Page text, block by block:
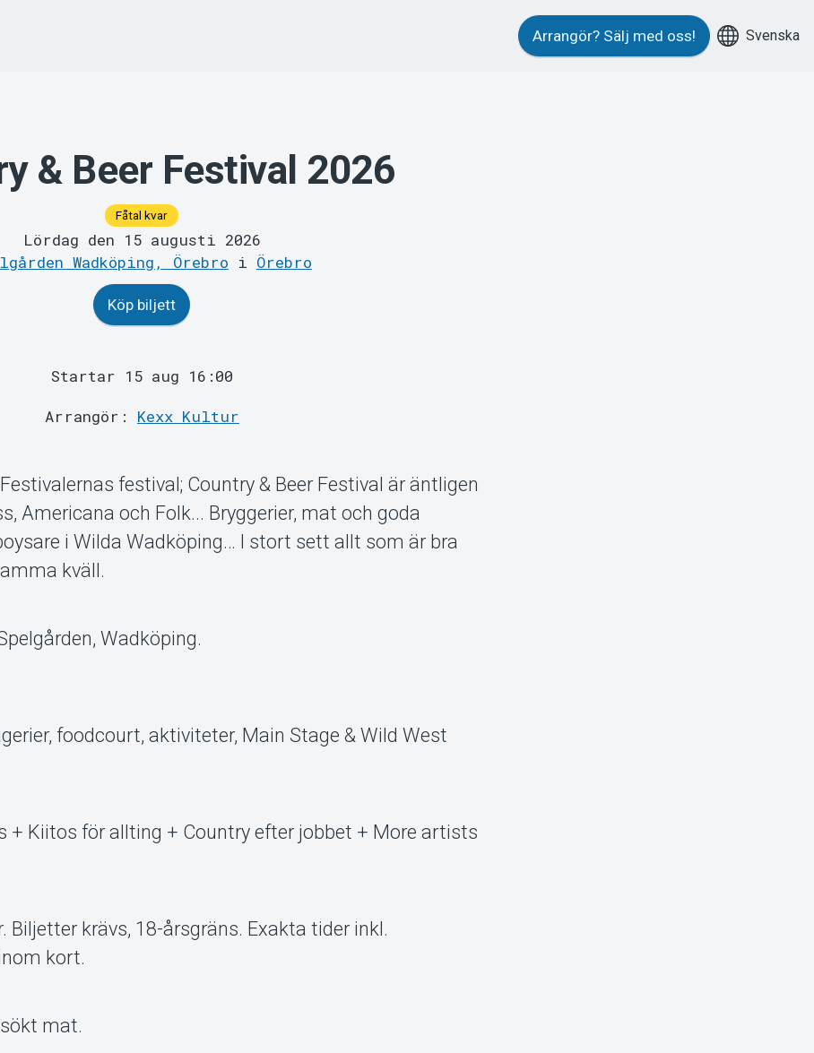
Arrangör? Sälj med oss! Svenska
& Beer Festival 2026
Fåtal kvar
Lördag den 15 augusti 2026
Wadköping, Örebro i Örebro
Köp biljett
Startar 15 aug 16:00
Arrangör: Kexx Kultur
festival; Country & Beer Festival är äntligen
Americana och Folk... Bryggerier, mat och goda
i Wilda Wadköping… I stort sett allt som är bra
kväll.
Wadköping.
foodcourt, aktiviteter, Main Stage & Wild West
+ Kiitos för allting + Country efter jobbet + More artists
Biljetter krävs, 18-årsgräns. Exakta tider inkl.
kort.
mat.